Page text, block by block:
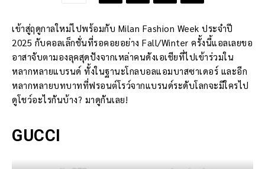
เข้าสู่ฤดูกาลใหม่ไปพร้อมกับ Milan Fashion Week ประจำปี
2025 กับคอลเล็กชั่นที่รอคอยอย่าง Fall/Winter ครั้งนี้แอลเลยขอ
อาสาจับตามองลุคสุดปังจากเหล่าคนดังเอเชียที่ไปเข้าร่วมใน
หลากหลายแบรนด์ ทั้งในฐานะโกลบอลแอมบาสซาเดอร์ และอีก
หลากหลายบทบาทที่ฟรอนต์โรว์จากแบรนด์ระดับโลกจะมีใครไป
ดูโชว์อะไรกันบ้าง? มาดูกันเลย!
GUCCI